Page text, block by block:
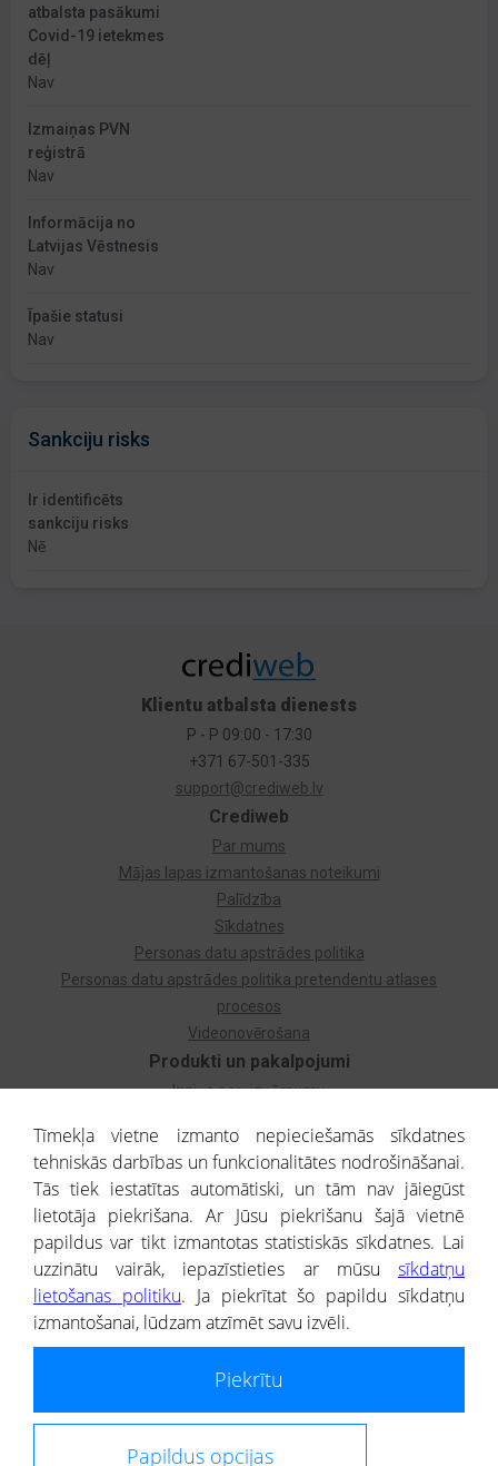
atbalsta pasākumi
Covid-19 ietekmes
dēļ
Nav
Izmaiņas PVN
reģistrā
Nav
Informācija no
Latvijas Vēstnesis
Nav
Īpašie statusi
Nav
Sankciju risks
Ir identificēts
sankciju risks
Nē
Produkti un pakalpojumi
Izziņa par uzņēmumu
Dzimtas koks
Uzņēmumu atlase
Monitorings
Kredītizziņa par ārvalstu uzņēmumiem
Crediweb
Par mums
Mājas lapas izmantošanas noteikumi
Palīdzība
Sīkdatnes
Personas datu apstrādes politika
Personas datu apstrādes politika pretendentu atlases
procesos
Videonovērošana
Klientu atbalsta dienests
P - P 09:00 - 17:30
+371 67-501-335
support@crediweb.lv
® CREDITREFORM Latvija
SIA
Portāla ietvaros saņemtajai informācijai ir uzziņas raksturs, un tai nav
atbildīgs par fizisko personu datu aizsardzības tiesiskā regulējuma, kā arī
Tīmekļa vietne izmanto nepieciešamās sīkdatnes
tehniskās darbības un funkcionalitātes nodrošināšanai.
Tās tiek iestatītas automātiski, un tām nav jāiegūst
lietotāja piekrišana. Ar Jūsu piekrišanu šajā vietnē
papildus var tikt izmantotas statistiskās sīkdatnes. Lai
uzzinātu vairāk, iepazīstieties ar mūsu sīkdatņu
lietošanas politiku. Ja piekrītat šo papildu sīkdatņu
izmantošanai, lūdzam atzīmēt savu izvēli.
Piekrītu
Papildus opcijas